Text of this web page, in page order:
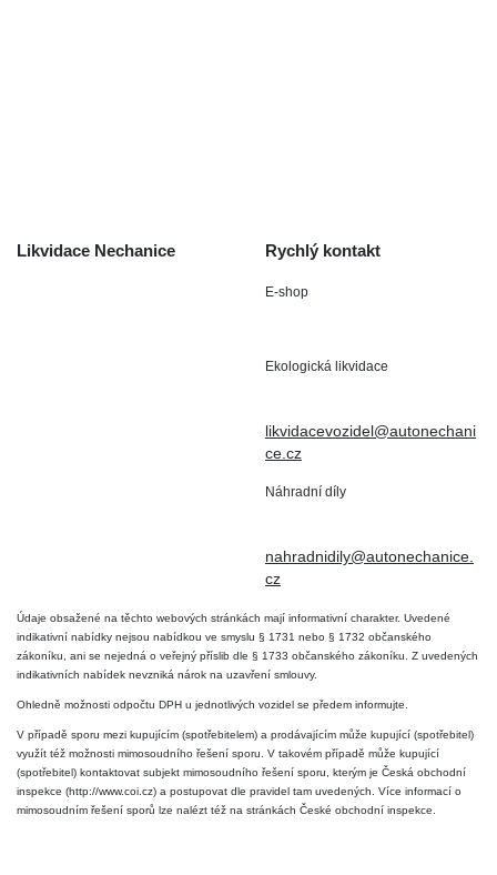
Likvidace Nechanice Rychlý kontakt
E-shop
Ekologická likvidace
likvidacevozidel@autonechani
ce.cz
Náhradní díly
nahradnidily@autonechanice.
cz
Údaje obsažené na těchto webových stránkách mají informativní charakter. Uvedené
indikativní nabídky nejsou nabídkou ve smyslu § 1731 nebo § 1732 občanského
zákoníku, ani se nejedná o veřejný příslib dle § 1733 občanského zákoníku. Z uvedených
indikativních nabídek nevzniká nárok na uzavření smlouvy.
Ohledně možnosti odpočtu DPH u jednotlivých vozidel se předem informujte.
V případě sporu mezi kupujícím (spotřebitelem) a prodávajícím může kupující (spotřebitel)
využít též možnosti mimosoudního řešení sporu. V takovém případě může kupující
(spotřebitel) kontaktovat subjekt mimosoudního řešení sporu, kterým je Česká obchodní
inspekce (http://www.coi.cz) a postupovat dle pravidel tam uvedených. Více informací o
mimosoudním řešení sporů lze nalézt též na stránkách České obchodní inspekce.